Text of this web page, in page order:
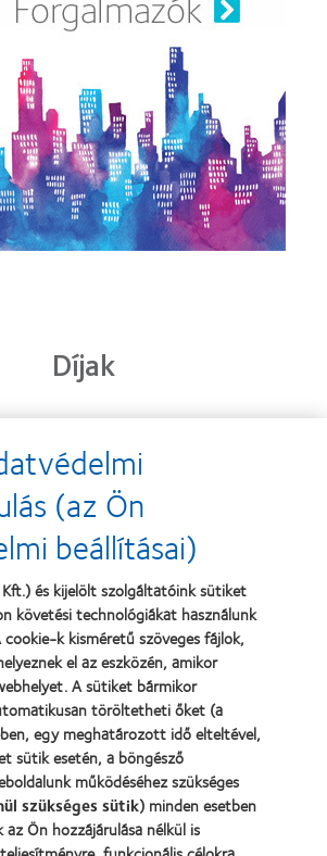
Díjak
Learn
more
about
„Contact
Lens
Product
the
Year”,
2013
Learn
more
about
"BCLA
Award",
2019
(az Ön
beállításai)
és kijelölt szolgáltatóink sütiket
követési technológiákat használunk
k kisméretű szöveges fájlok,
el az eszközén, amikor
A sütiket bármikor
töröltetheti őket (a
egy meghatározott idő elteltével,
sütik esetén, a böngésző
működéséhez szükséges
szükséges sütik) minden esetben
Ön hozzájárulása nélkül is